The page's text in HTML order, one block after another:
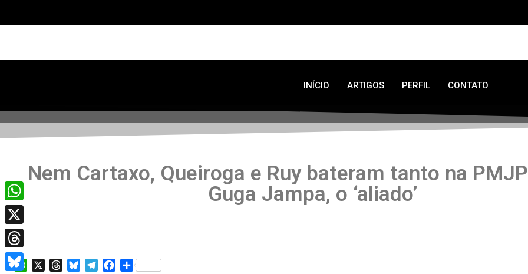
INÍCIO ARTIGOS PERFIL CONTATO
Nem Cartaxo, Queiroga e Ruy bateram tanto na
Guga Jampa, o ‘aliado’
WhatsAppThreadsBlueskyTelegramFacebook
Share
WhatsApp
X
Threads